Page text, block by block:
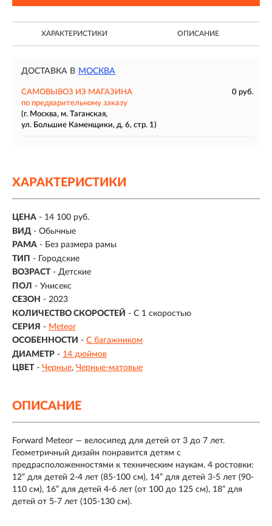
ХАРАКТЕРИСТИКИ ОПИСАНИЕ
ДОСТАВКА В МОСКВА
САМОВЫВОЗ ИЗ МАГАЗИНА
0 руб.
по предварительному заказу
(г. Москва, м. Таганская,
ул. Большие Каменщики, д. 6, стр. 1)
ХАРАКТЕРИСТИКИ
ЦЕНА - 14 100 руб.
ВИД - Обычные
РАМА - Без размера рамы
ТИП - Городские
ВОЗРАСТ - Детские
ПОЛ - Унисекс
СЕЗОН - 2023
КОЛИЧЕСТВО СКОРОСТЕЙ - С 1 скоростью
СЕРИЯ - Meteor
ОСОБЕННОСТИ - С багажником
ДИАМЕТР - 14 дюймов
ЦВЕТ - Черные Черные-матовые
ОПИСАНИЕ
Forward Meteor — велосипед для детей от 3 до 7 лет.
Геометричный дизайн понравится детям с
предрасположенностями к техническим наукам. 4 ростовки:
12” для детей 2-4 лет (85-100 см), 14” для детей 3-5 лет (90-
110 см), 16” для детей 4-6 лет (от 100 до 125 см), 18” для
детей от 5-7 лет (105-130 см).